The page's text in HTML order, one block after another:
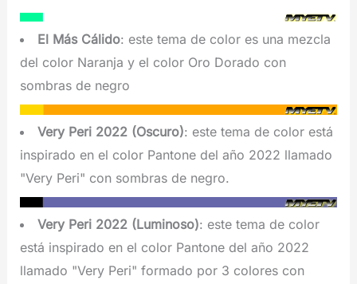
El Más Cálido: este tema de color es una mezcla
del color Naranja y el color Oro Dorado con
sombras de negro
Very Peri 2022 (Oscuro): este tema de color está
inspirado en el color Pantone del año 2022 llamado
"Very Peri" con sombras de negro.
Very Peri 2022 (Luminoso): este tema de color
está inspirado en el color Pantone del año 2022
llamado "Very Peri" formado por 3 colores con